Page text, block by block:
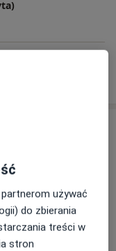
Linia
w nowej karcie
używać
do zbierania
treści w
stron